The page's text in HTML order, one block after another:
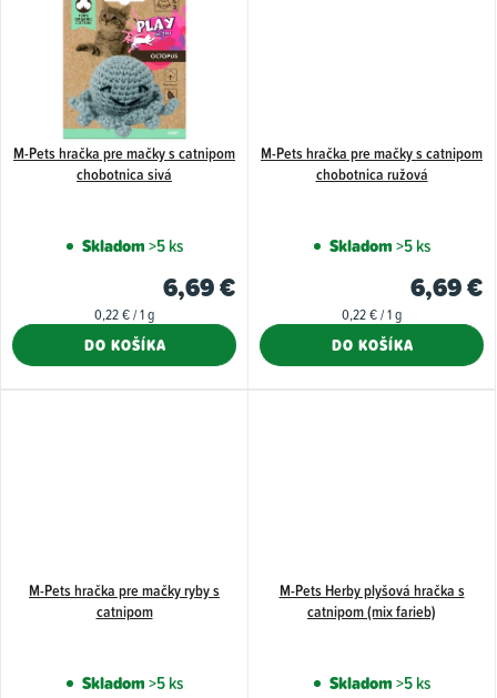
M-Pets hračka pre mačky s catnipom
chobotnica sivá
Skladom>5 ks
6,69 €
Jednotková
0,22 € / 1 g
DO KOŠÍKA
M-Pets hračka pre mačky s catnipom
chobotnica ružová
Skladom>5 ks
6,69 €
Jednotková
0,22 € / 1 g
DO KOŠÍKA
M-Pets hračka pre mačky ryby s
catnipom
Skladom>5 ks
M-Pets Herby plyšová hračka s
catnipom (mix farieb)
Skladom>5 ks